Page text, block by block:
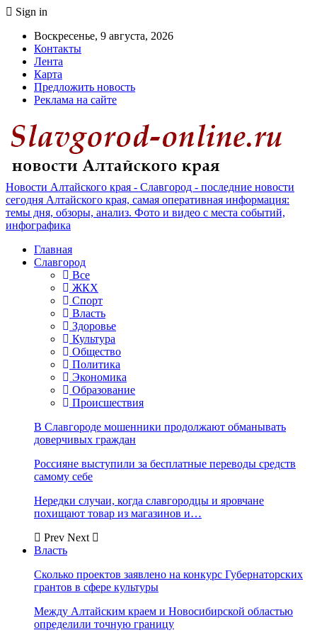
Sign in
Воскресенье, 9 августа, 2026
Контакты
Лента
Карта
Предложить новость
Реклама на сайте
Новости Алтайского края - Славгород - последние новости
сегодня Алтайского края, самая оперативная информация:
темы дня, обзоры, анализ. Фото и видео с места событий,
инфографика
Главная
Славгород
Все
ЖКХ
Спорт
Власть
Здоровье
Культура
Общество
Политика
Экономика
Образование
Происшествия
В Славгороде мошенники продолжают обманывать
доверчивых граждан
Россияне выступили за бесплатные переводы средств
самому себе
Нередки случаи, когда славгородцы и яровчане
похищают товар из магазинов и…
Prev Next
Власть
Сколько проектов заявлено на конкурс Губернаторских
грантов в сфере культуры
Между Алтайским краем и Новосибирской областью
определили точную границу